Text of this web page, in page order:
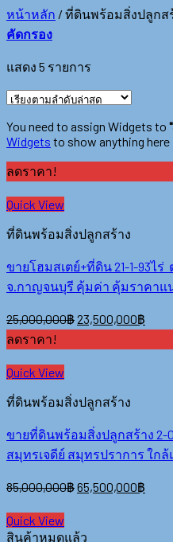
หน้าหลัก / ที่ดินพร้อมสิ่งปลูกส
คัดกรอง
แสดง 5 รายการ
You need to assign Widgets to
Widgets to show anything here
ลดราคา!
Quick View
ที่ดินพร้อมสิ่งปลูกสร้าง
ขายโฮมสเตย์+ที่ดิน 21-1-93ไ
จ.กาญจนบุรี คุ้มค่า คุ้มราคาแ
25,000,000฿23,500,000฿
ลดราคา!
Quick View
ที่ดินพร้อมสิ่งปลูกสร้าง
ขายที่ดินพร้อมสิ่งปลูกสร้าง 2-
สมุทรเจดีย์ สมุทรปราการ ใก
85,000,000฿65,500,000฿
Quick View
สินค้าหมดแล้ว